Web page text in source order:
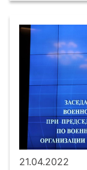
21.04.2022